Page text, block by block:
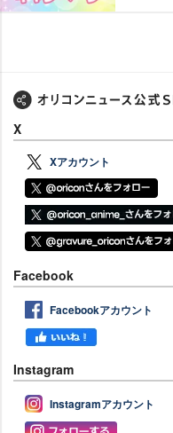
X
Xアカウント
Facebook
Facebookアカウント
Instagram
Instagramアカウント